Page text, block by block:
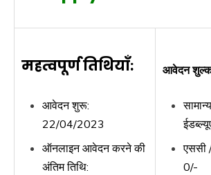
महत्वपूर्ण तिथियाँ:
आवेदन शुरू:
22/04/2023
ऑनलाइन आवेदन करने की
अंतिम तिथि:
आवेदन
एससी
0/-